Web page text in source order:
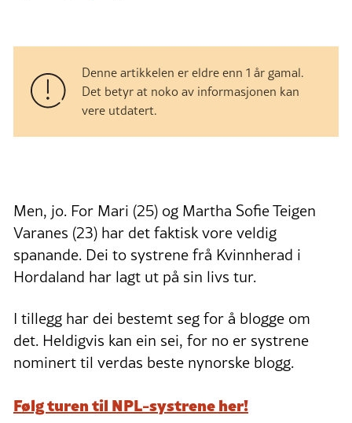
Denne artikkelen er eldre enn 1 år gamal.
Det betyr at noko av informasjonen kan
vere utdatert.
Men, jo. For Mari (25) og Martha Sofie Teigen
Varanes (23) har det faktisk vore veldig
spanande. Dei to systrene frå Kvinnherad i
Hordaland har lagt ut på sin livs tur.
I tillegg har dei bestemt seg for å blogge om
det. Heldigvis kan ein sei, for no er systrene
nominert til verdas beste nynorske blogg.
Følg turen til NPL-systrene her!